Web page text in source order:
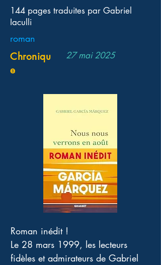
144 pages traduites par Gabriel
Iaculli
roman
Chroniqu
e
27 mai 2025
Roman inédit !
Le 28 mars 1999, les lecteurs
fidèles et admirateurs de Gabriel